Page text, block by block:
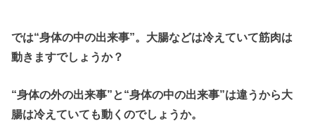
では“身体の中の出来事”。大腸などは冷えていて筋肉は
動きますでしょうか？
“身体の外の出来事”と“身体の中の出来事”は違うから大
腸は冷えていても動くのでしょうか。